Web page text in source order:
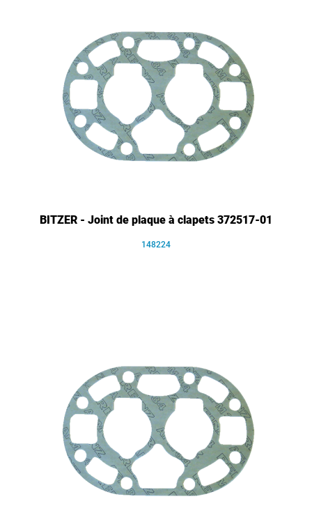
BITZER - Joint de plaque à clapets 372517-01
148224